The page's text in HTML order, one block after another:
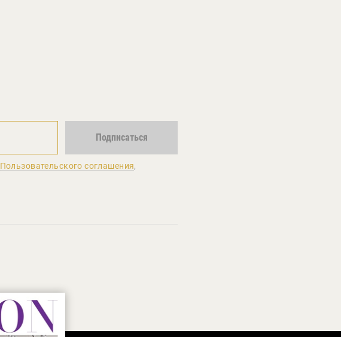
Подписаться
Пользовательского соглашения,